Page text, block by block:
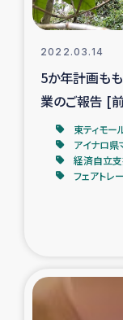
トル
インドネシア
ス
スリランカの
2022.03.14
5か年計画も
業のご報告 [
東ティモー
アイナロ
経済自立
フェアトレ